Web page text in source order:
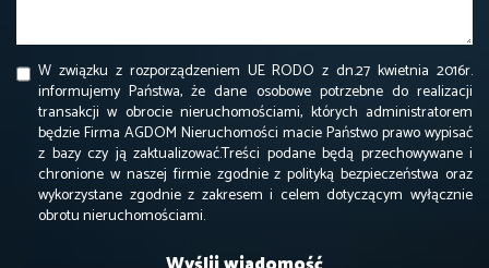
W związku z rozporządzeniem UE RODO z dn.27 kwietnia 2016r.
informujemy Państwa, że dane osobowe potrzebne do realizacji
transakcji w obrocie nieruchomościami, których administratorem
będzie Firma AGDOM Nieruchomości macie Państwo prawo wypisać
z bazy czy ją zaktualizować.Treści podane będą przechowywane i
chronione w naszej firmie zgodnie z polityką bezpieczeństwa oraz
wykorzystane zgodnie z zakresem i celem dotyczącym wyłącznie
obrotu nieruchomościami.